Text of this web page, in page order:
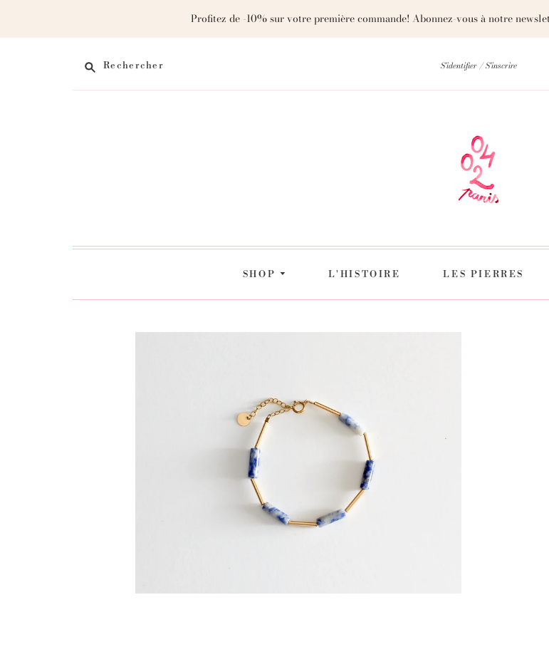
Profitez de -10% sur votre première commande! Abonnez-vous à notre
Rechercher S'identifier S'inscrire
SHOP L'HISTOIRE LES PIERRES